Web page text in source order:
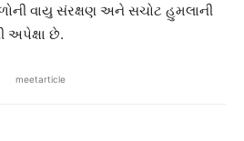
વાયુ સંરક્ષણ અને સચોટ હુમલાની
અપેક્ષા છે.
meetarticle